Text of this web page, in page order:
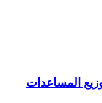
المساعدات